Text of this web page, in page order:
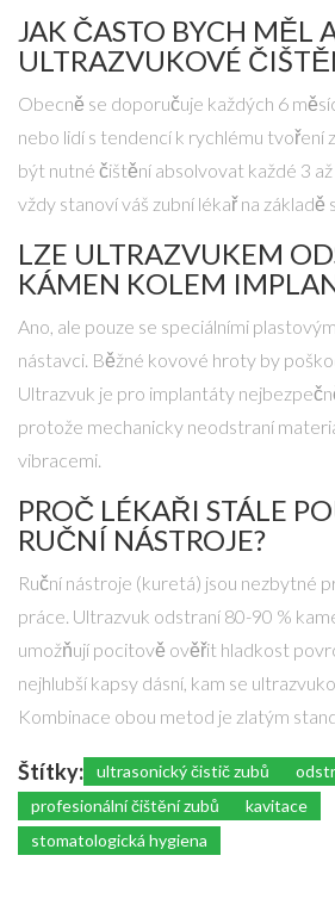
JAK ČASTO BYCH MĚL
ULTRAZVUKOVÉ
Obecně se doporučuje každých 6
nebo lidí s tendencí k rychlému tvoření
být nutné čištění absolvovat každé 3
vždy stanoví váš zubní lékař na základě
LZE ULTRAZVUKEM
KÁMEN KOLEM
Ano, ale pouze se speciálními
nástavci. Běžné kovové hroty by
Ultrazvuk je pro implantáty
protože mechanicky neodstraní
vibracemi.
PROČ LÉKAŘI STÁLE
RUČNÍ NÁSTROJE?
Ruční nástroje (kuretá) jsou nezbytné
práce. Ultrazvuk odstraní 80-90 %
umožňují pocitově ověřit hladkost
nejhlubší kapsy dásní, kam se
Kombinace obou metod je zlatým
Štítky: ultrasonický čistič zubů
profesionální čištění zubů
kavitace
stomatologická hygiena